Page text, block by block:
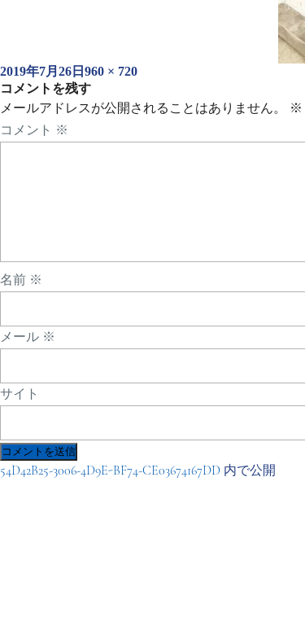
投
稿
日:
2019年7月26日 フ
ル
サ
ズ
960 × 720
コメントを残す
メールアドレスが公開されることはありません。
※
コメント ※
名前 ※
メール ※
サイト
投
54D42B25-3006-4D9E-BF74-CE03674167DD 内で公開